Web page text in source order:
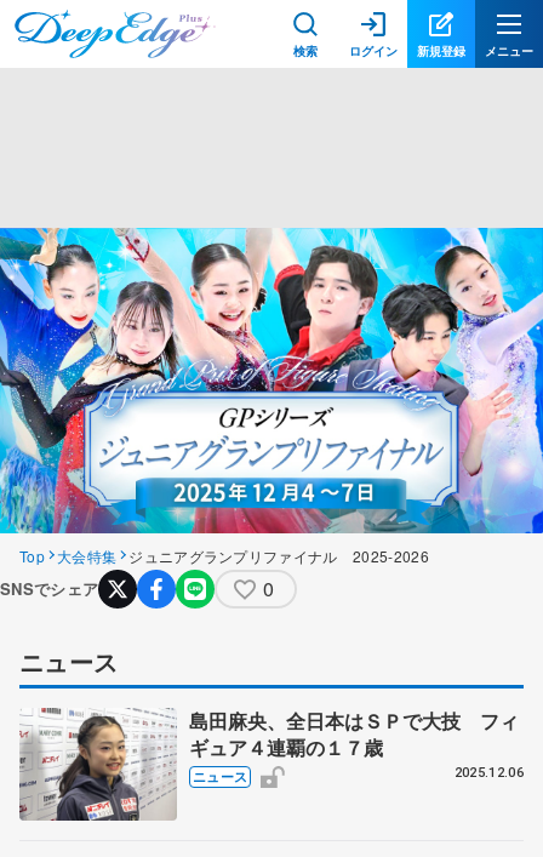
検索 ログイン 新規登録 メニュー
Top 大会特集 ジュニアグランプリファイナル 2025-2026
SNSでシェア 0
ニュース
島田麻央、全日本はＳＰで大技 フィ
ギュア４連覇の１７歳
ニュース 2025.12.06